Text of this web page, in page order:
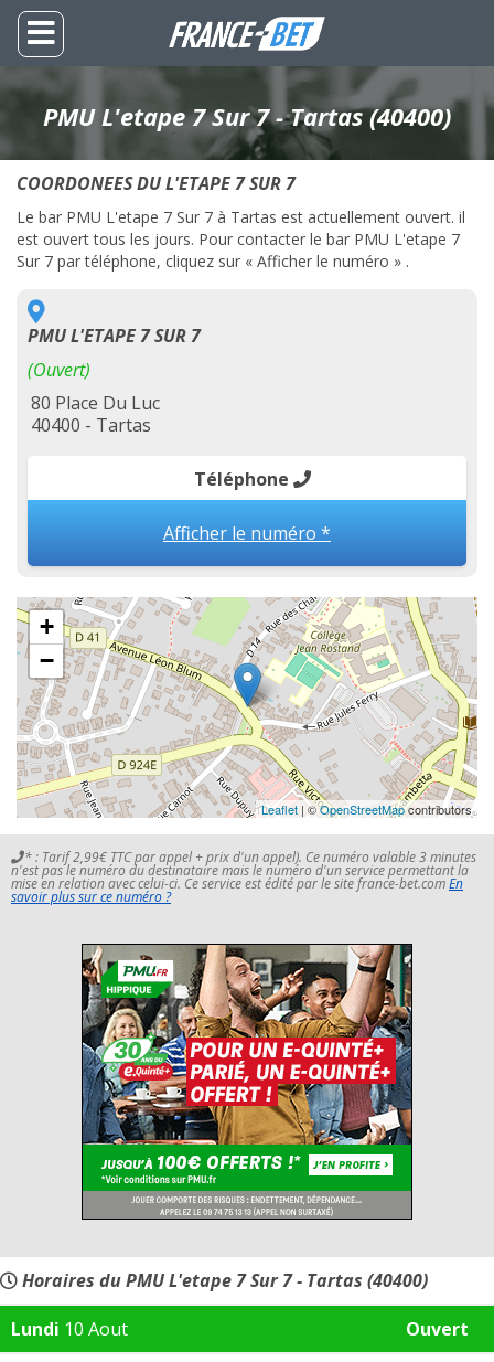
PMU L'etape 7 Sur 7 - Tartas (40400)
COORDONEES DU L'ETAPE 7 SUR 7
Le bar PMU L'etape 7 Sur 7 à Tartas est actuellement ouvert. il
est ouvert tous les jours. Pour contacter le bar PMU L'etape 7
Sur 7 par téléphone, cliquez sur « Afficher le numéro » .
PMU L'ETAPE 7 SUR 7
(Ouvert)
80 Place Du Luc
40400 - Tartas
Téléphone
Afficher le numéro *
+
−
Leaflet | ©OpenStreetMapcontributors
* : Tarif 2,99€ TTC par appel + prix d'un appel). Ce numéro valable 3 minutes
n'est pas le numéro du destinataire mais le numéro d'un service permettant la
mise en relation avec celui-ci. Ce service est édité par le site france-bet.comEn
savoir plus sur ce numéro ?
Horaires du PMU L'etape 7 Sur 7 - Tartas (40400)
Lundi 10 Aout Ouvert